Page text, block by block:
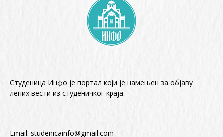
Студеница Инфо је портал који је намењен за објaву
лепих вести из студеничког краја.
Email: studenicainfo@gmail.com